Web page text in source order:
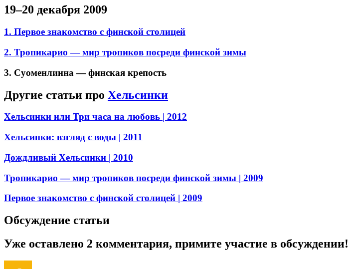
19–20 декабря 2009
1. Первое знакомство с финской столицей
2. Тропикарио — мир тропиков посреди финской зимы
3. Суоменлинна — финская крепость
Другие статьи про Хельсинки
Хельсинки или Три часа на любовь | 2012
Хельсинки: взгляд с воды | 2011
Дождливый Хельсинки | 2010
Тропикарио — мир тропиков посреди финской зимы | 2009
Первое знакомство с финской столицей | 2009
Обсуждение статьи
Уже оставлено 2 комментария, примите участие в обсуждении!